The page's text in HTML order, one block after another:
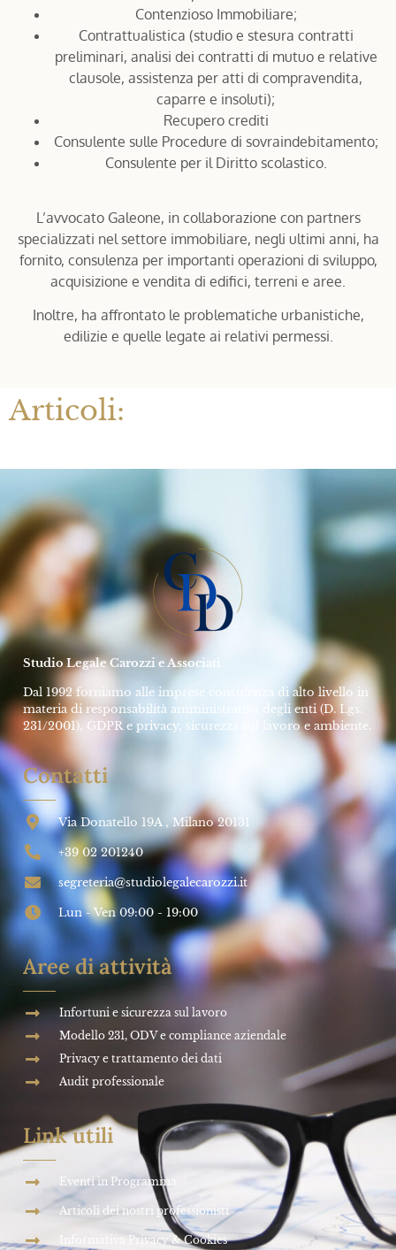
Contenzioso Immobiliare;
Contrattualistica (studio e stesura contratti
preliminari, analisi dei contratti di mutuo e relative
clausole, assistenza per atti di compravendita,
caparre e insoluti);
Recupero crediti
Consulente sulle Procedure di sovraindebitamento;
Consulente per il Diritto scolastico.
L’avvocato Galeone, in collaborazione con partners
specializzati nel settore immobiliare, negli ultimi anni, ha
fornito, consulenza per importanti operazioni di sviluppo,
acquisizione e vendita di edifici, terreni e aree.
Inoltre, ha affrontato le problematiche urbanistiche,
edilizie e quelle legate ai relativi permessi.
Articoli:
Studio Legale Carozzi e Associati
Dal 1992 forniamo alle imprese consulenza di alto livello in
materia di responsabilità amministrativa degli enti (D. Lgs.
231/2001), GDPR e privacy, sicurezza sul lavoro e ambiente.
Contatti
Via Donatello 19A , Milano 20131
+39 02 201240
segreteria@studiolegalecarozzi.it
Lun - Ven 09:00 - 19:00
Aree di attività
Infortuni e sicurezza sul lavoro
Modello 231, ODV e compliance aziendale
Privacy e trattamento dei dati
Audit professionale
Link utili
Eventi in Programma
Articoli dei nostri professionisti
Informativa Privacy & Cookies